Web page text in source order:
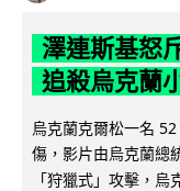
澤連斯基怒
追殺烏克蘭
烏克蘭克爾松一名
傷，影片由烏克蘭總
「狩獵式」攻擊，烏